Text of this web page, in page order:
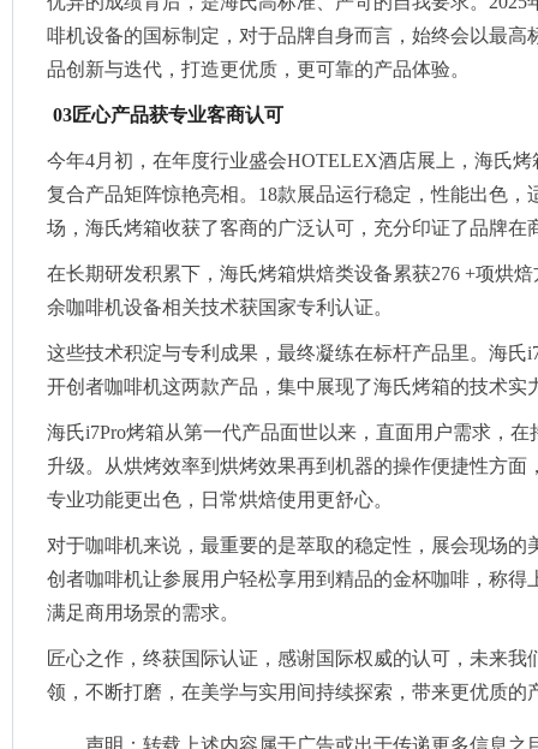
啡机设备的国标制定，对于品牌自身而言，始终会以最高
品创新与迭代，打造更优质，更可靠的产品体验。
03匠心产品获专业客商认可
今年4月初，在年度行业盛会HOTELEX酒店展上，海氏
复合产品矩阵惊艳亮相。18款展品运行稳定，性能出色，
场，海氏烤箱收获了客商的广泛认可，充分印证了品牌在
在长期研发积累下，海氏烤箱烘焙类设备累获276 +项烘
余咖啡机设备相关技术获国家专利认证。
这些技术积淀与专利成果，最终凝练在标杆产品里。海氏
开创者咖啡机这两款产品，集中展现了海氏烤箱的技术实
海氏i7Pro烤箱从第一代产品面世以来，直面用户需求，
升级。从烘烤效率到烘烤效果再到机器的操作便捷性方面
专业功能更出色，日常烘焙使用更舒心。
对于咖啡机来说，最重要的是萃取的稳定性，展会现场的
创者咖啡机让参展用户轻松享用到精品的金杯咖啡，称得
满足商用场景的需求。
匠心之作，终获国际认证，感谢国际权威的认可，未来我
领，不断打磨，在美学与实用间持续探索，带来更优质的
声明：转载上述内容属于广告或出于传递更多信息之